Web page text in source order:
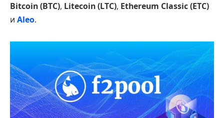
Bitcoin (BTC), Litecoin (LTC), Ethereum Classic (ETC)
и Aleo.